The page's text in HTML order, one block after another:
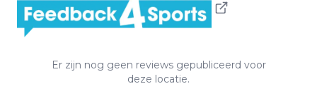
Er zijn nog geen reviews gepubliceerd voor
deze locatie.